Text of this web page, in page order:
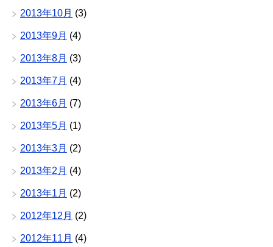
2013年10月 (3)
2013年9月 (4)
2013年8月 (3)
2013年7月 (4)
2013年6月 (7)
2013年5月 (1)
2013年3月 (2)
2013年2月 (4)
2013年1月 (2)
2012年12月 (2)
2012年11月 (4)